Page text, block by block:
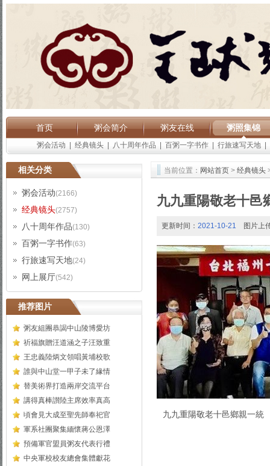
首页 粥会简介 粥友在线 粥照集锦
粥会活动 经典镜头 八十周年作品 百粥一字书作 行旅速写天地
相关分类
粥会活动(2166)
经典镜头(2757)
八十周年作品(130)
百粥一字书作(63)
行旅速写天地(24)
网上展厅(542)
推荐图片
粥友組團恭謁中山陵博愛坊
祈福旗贈汪道涵之子汪致重
王忠義陸炳文領唱黃埔校歌
誰與中山堂一甲子未了緣情
替美術界打造兩岸交流平台
講得真棒讃陸主席效率真高
頃會見大成至聖先師奉祀官
軍系社團聚集緬懷蔣公恩澤
預備軍官盟員粥友代表行禮
中央軍校校友總會集體獻花
当前位置： 网站首页 > 经典镜头
九九重陽敬老十邑
更新时间： 2021-10-21 图片上
九九重陽敬老十邑鄉親一統